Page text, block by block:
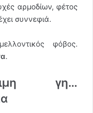
αρμοδίων, φέτος
συννεφιά.
φόβος.
.
γη…